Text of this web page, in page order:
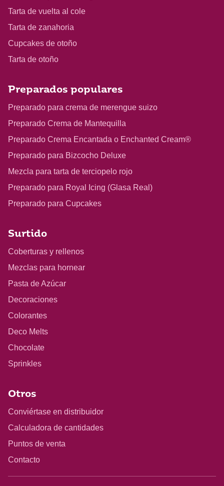
Tarta de vuelta al cole
Tarta de zanahoria
Cupcakes de otoño
Tarta de otoño
Preparados populares
Preparado para crema de merengue suizo
Preparado Crema de Mantequilla
Preparado Crema Encantada o Enchanted Cream®
Preparado para Bizcocho Deluxe
Mezcla para tarta de terciopelo rojo
Preparado para Royal Icing (Glasa Real)
Preparado para Cupcakes
Surtido
Coberturas y rellenos
Mezclas para hornear
Pasta de Azúcar
Decoraciones
Colorantes
Deco Melts
Chocolate
Sprinkles
Otros
Conviértase en distribuidor
Calculadora de cantidades
Puntos de venta
Contacto